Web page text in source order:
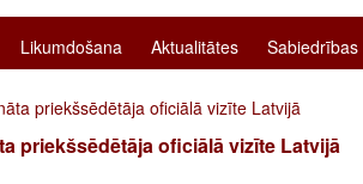
Likumdošana Aktualitātes
priekšsēdētāja oficiālā vizīte Latvijā
priekšsēdētāja oficiālā vizīte Latvijā